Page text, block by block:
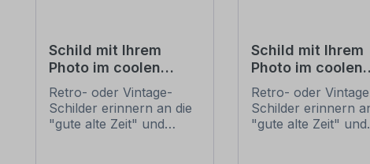
Schild mit Ihrem
Photo im coolen
Vintage Style der
20er Jahre - auch mit
Ihrem Wunschtext -
Retro- oder Vintage-
Schilder erinnern an die
"gute alte Zeit" und
Schild mit Ihrem
Photo im coolen
Vintage Style der
50er Jahre -
Ihrem
Retro- oder
Schilder erinnern
"gute alte Zeit" und